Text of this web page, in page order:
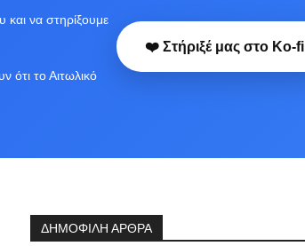
να στηρίξουμε
ότι το Αιτωλικό
❤️ Στήριξέ μας στο Ko-fi
ΔΗΜΟΦΙΛΗ ΑΡΘΡΑ